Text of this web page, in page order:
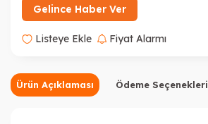
Gelince Haber Ver
Listeye Ekle Fiyat Alarmı
Ürün Açıklaması Ödeme Seçenekleri